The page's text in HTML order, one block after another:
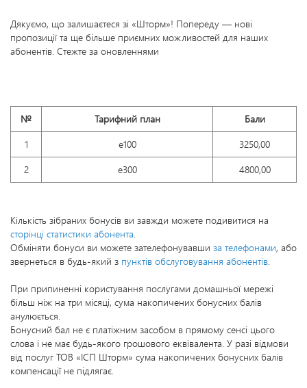
Дякуємо, що залишаєтеся зі «Шторм»! Попереду — нові
пропозиції та ще більше приємних можливостей для наших
абонентів. Стежте за оновленнями
№ Тарифний план
Бали
1
e100
3250,00
2
e300 4800,00
Кількість зібраних бонусів ви завжди можете подивитися на
сторінці статистики абонента.
Обміняти бонуси ви можете зателефонувавши за телефонами, або
звернеться в будь-який з пунктів обслуговування абонентів.
При припиненні користування послугами домашньої мережі
більш ніж на три місяці, сума накопичених бонусних балів
анулюється.
Бонусний бал не є платіжним засобом в прямому сенсі цього
слова і не має будь-якого грошового еквівалента. У разі відмови
від послуг ТОВ «ІСП Шторм» сума накопичених бонусних балів
компенсації не підлягає.